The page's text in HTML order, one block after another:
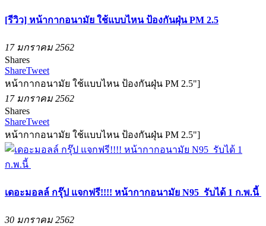
[รีวิว] หน้ากากอนามัย ใช้แบบไหน ป้องกันฝุ่น PM 2.5
17 มกราคม 2562
Shares
ShareTweet
หน้ากากอนามัย ใช้แบบไหน ป้องกันฝุ่น PM 2.5"]
17 มกราคม 2562
Shares
ShareTweet
หน้ากากอนามัย ใช้แบบไหน ป้องกันฝุ่น PM 2.5"]
เดอะมอลล์ กรุ๊ป แจกฟรี!!!! หน้ากากอนามัย N95 รับได้ 1 ก.พ.นี้
30 มกราคม 2562